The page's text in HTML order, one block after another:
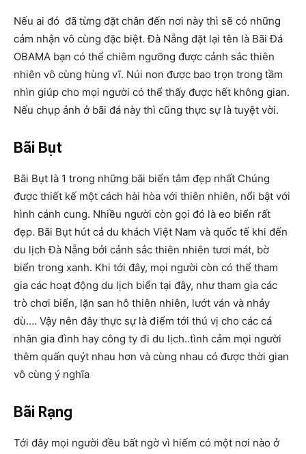
Nếu ai đó đã từng đặt chân đến nơi này thì sẽ có những
cảm nhận vô cùng đặc biệt. Đà Nẵng đặt lại tên là Bãi Đá
OBAMA bạn có thể chiêm ngưỡng được cảnh sắc thiên
nhiên vô cùng hùng vĩ. Núi non được bao trọn trong tầm
nhìn giúp cho mọi người có thể thấy được hết không gian.
Nếu chụp ảnh ở bãi đá này thì cũng thực sự là tuyệt vời.
Bãi Bụt
Bãi Bụt là 1 trong những bãi biển tắm đẹp nhất Chúng
được thiết kế một cách hài hòa với thiên nhiên, nổi bật với
hình cánh cung. Nhiều người còn gọi đó là eo biển rất
đẹp. Bãi Bụt hút cả du khách Việt Nam và quốc tế khi đến
du lịch Đà Nẵng bởi cảnh sắc thiên nhiên tươi mát, bờ
biển trong xanh. Khi tới đây, mọi người còn có thể tham
gia các hoạt động du lịch biển tại đây, như tham gia các
trò chơi biển, lặn san hô thiên nhiên, lướt ván và nhảy
dù…. Vậy nên đây thực sự là điểm tới thú vị cho các cá
nhân gia đình hay công ty đi du lịch..tình cảm mọi người
thêm quấn quýt nhau hơn và cùng nhau có được thời gian
vô cùng ý nghĩa
Bãi Rạng
Tới đây mọi người đều bất ngờ vì hiếm có một nơi nào ở